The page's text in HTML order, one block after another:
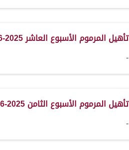
تأهيل المرموم الأسبوع العاشر 2025-2026
-
تأهيل المرموم الأسبوع الثامن 2025-2026
-